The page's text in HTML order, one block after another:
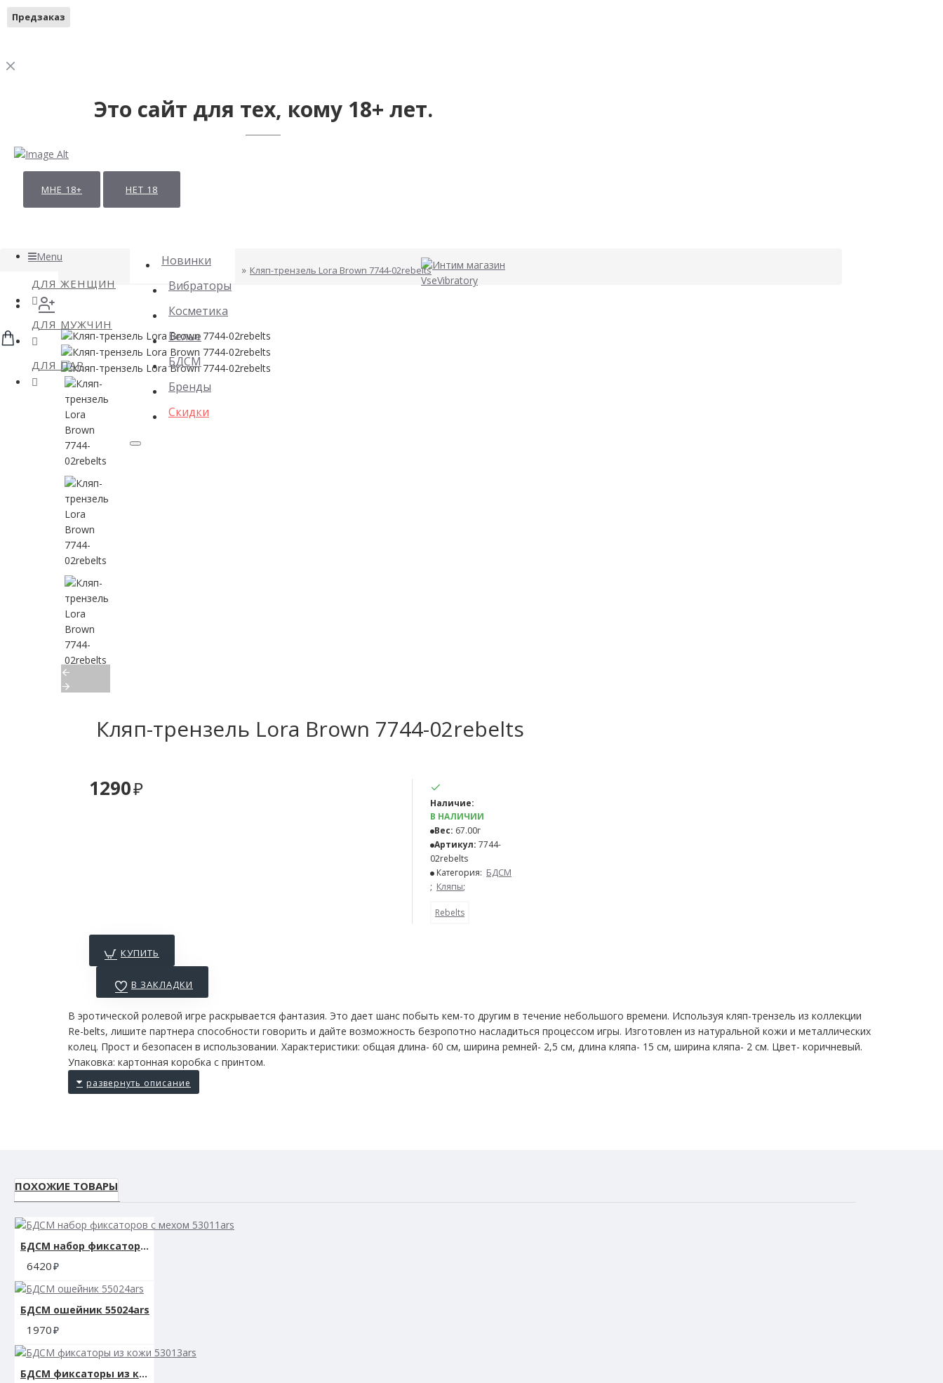
Это сайт для тех, кому 18+ лет.
МНЕ 18+ НЕТ 18
Menu
ДЛЯ ЖЕНЩИН
ДЛЯ МУЖЧИН
ДЛЯ ПАР
Новинки
Вибраторы
Косметика
Белье
БДСМ
Бренды
Скидки
Кляп-трензель Lora Brown 7744-02rebelts
Кляп-трензель Lora Brown 7744-02rebelts
1290
Наличие:
В НАЛИЧИИ
Вес: 67.00г
Артикул: 7744-
02rebelts
Категория: БДСМ
; Кляпы;
Rebelts
КУПИТЬ
В ЗАКЛАДКИ
В эротической ролевой игре раскрывается фантазия. Это дает шанс побыть кем-то другим в течение небольшого времени. Используя кляп-трензель из коллекции
Re-belts, лишите партнера способности говорить и дайте возможность безропотно насладиться процессом игры. Изготовлен из натуральной кожи и металлических
колец. Прост и безопасен в использовании. Характеристики: общая длина- 60 см, ширина ремней- 2,5 см, длина кляпа- 15 см, ширина кляпа- 2 см. Цвет- коричневый.
Упаковка: картонная коробка с принтом.
ПОХОЖИЕ ТОВАРЫ
БДСМ набор фиксаторов с мехом 53011ars
6420
БДСМ ошейник 55024ars
1970
БДСМ фиксаторы из кожи 53013ars
Предзаказ